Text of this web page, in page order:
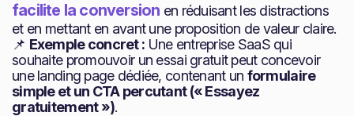
facilite la conversion en réduisant les distractions
et en mettant en avant une proposition de valeur claire.
📌 Exemple concret : Une entreprise SaaS qui
souhaite promouvoir un essai gratuit peut concevoir
une landing page dédiée, contenant un formulaire
simple et un CTA percutant (« Essayez
gratuitement »).